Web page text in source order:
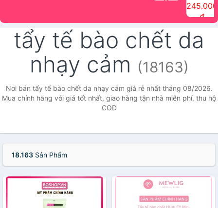
Face Shop
Face Shop
fgmt The
Face
Shop
Mascara
che phủ
nước lâu
trôi Quick
Shop
245.000
đ
tẩy tế bào chết da
nhạy cảm (18163)
Nơi bán tẩy tế bào chết da nhạy cảm giá rẻ nhất tháng 08/2026.
Mua chính hãng với giá tốt nhất, giao hàng tận nhà miễn phí, thu hộ
COD
18.163 Sản Phẩm